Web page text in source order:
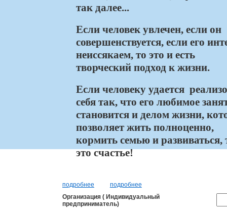
так далее...
Если человек увлечен, если он
совершенствуется, если его
неиссякаем, то это и есть
творческий подход к жизни.
Если человеку удается
себя так, что его любимое
становится и делом жизни,
позволяет жить полноценно,
кормить семью и развиваться,
это счастье!
подробнее
подробнее
Организация ( Индивидуальный
предприниматель)